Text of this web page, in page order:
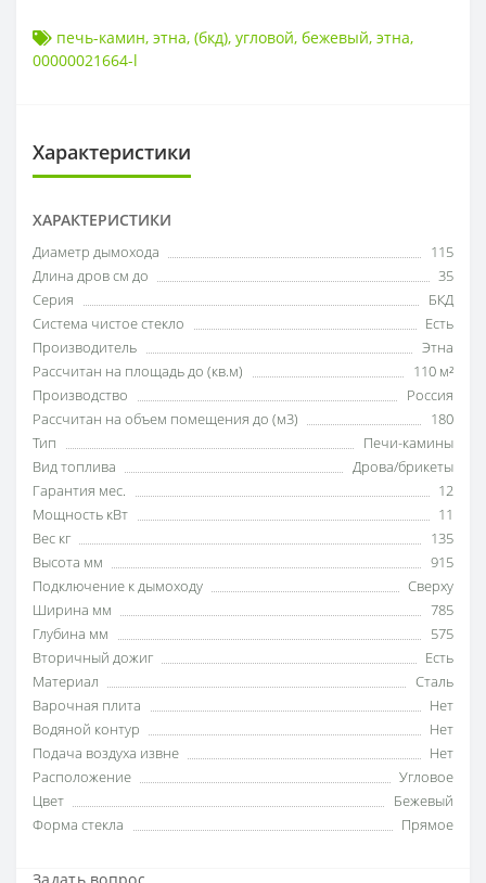
печь-камин, этна, (бкд), угловой, бежевый, этна,
00000021664-l
Характеристики
ХАРАКТЕРИСТИКИ
Диаметр дымохода
115
Длина дров см до
35
Серия
БКД
Система чистое стекло
Есть
Производитель
Этна
Рассчитан на площадь до (кв.м)
110 м²
Производство
Россия
Рассчитан на объем помещения до (м3)
180
Тип
Печи-камины
Вид топлива
Дрова/брикеты
Гарантия мес.
12
Мощность кВт
11
Вес кг
135
Высота мм
915
Подключение к дымоходу
Сверху
Ширина мм
785
Глубина мм
575
Вторичный дожиг
Есть
Материал
Сталь
Варочная плита
Нет
Водяной контур
Нет
Подача воздуха извне
Нет
Расположение
Угловое
Цвет
Бежевый
Форма стекла
Прямое